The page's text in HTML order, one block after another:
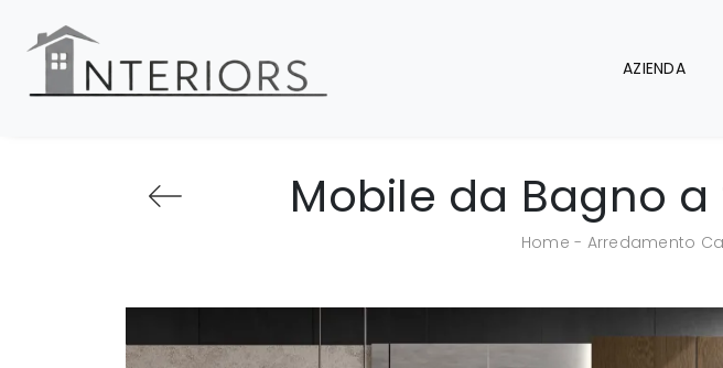
AZIENDA
Mobile da Bagno a
Home - Arredamento